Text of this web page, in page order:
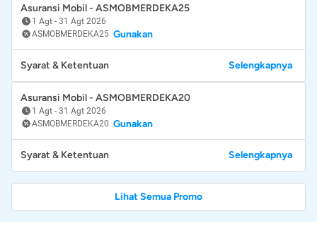
Asuransi Mobil - ASMOBMERDEKA25
1 Agt - 31 Agt 2026
ASMOBMERDEKA25 Gunakan
Syarat & Ketentuan Selengkapnya
Asuransi Mobil - ASMOBMERDEKA20
1 Agt - 31 Agt 2026
ASMOBMERDEKA20 Gunakan
Syarat & Ketentuan Selengkapnya
Lihat Semua Promo